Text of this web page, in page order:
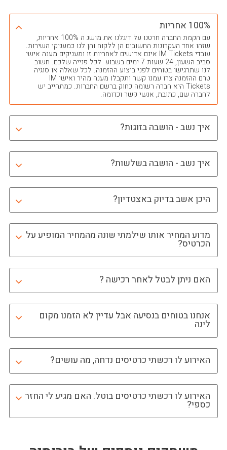
100% אחריות
עם הקמת החברה חרטנו על דיגלנו את מושג ה 100% אחריות,
שזהו אחד העקרונות החשובים הן ללקוח והן לנו כמעניקי השירות.
עובדי IM Tickets אינם אדישים לאחריות זו ומעניקים מענה אישי
סביב השעון, 24 שעות 7 ימים בשבוע לכל פנייה שלכם. חשוב
לנו שתרגישו בטוחים לפני ביצוע ההזמנה. לכל שאלה או סוגיה
טרם ההזמנה צרו עמנו קשר ותקבלו מענה מהיר ואישי IM
Tickets היא חברה רשומה כחוק ברשם החברות. כמתחייב יש
לחברה שם, כתובת, אנשי קשר וכדומה.
איך נשב - הושבה בזוגות?
איך נשב - הושבה בשלשות?
היכן אשב בדיוק באצטדיון?
מדוע המחיר אותו שילמתי שונה מהמחיר המופיע על
הכרטיס?
האם ניתן לבטל לאחר רכישה ?
אנחנו בטוחים בנסיעה אבל עדיין לא הזמנו מקום
לינה
האירוע לו רכשתי כרטיסים נדחה, מה עושים?
האירוע לו רכשתי כרטיסים בוטל. האם מגיע לי החזר
כספי?